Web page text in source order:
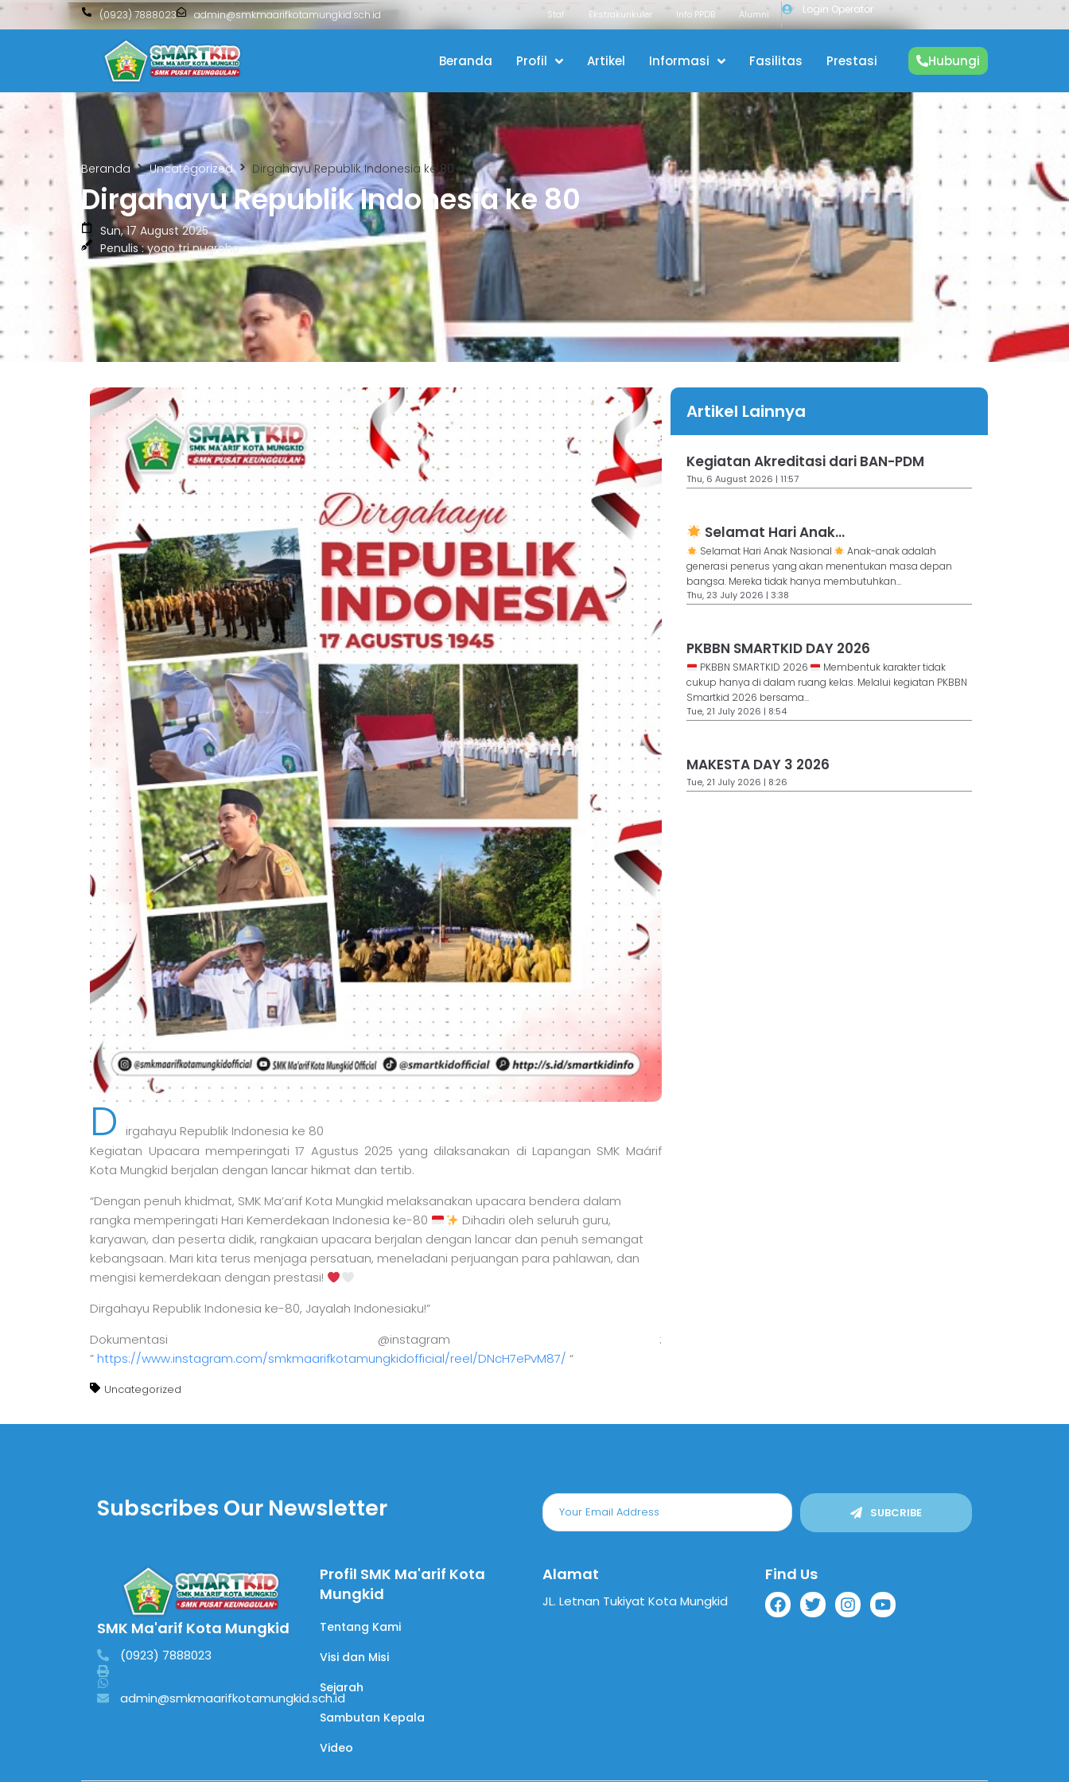
(0923) 7888023 admin@smkmaarifkotamungkid.sch.id Staf Ekstrakurikuler Info PPDB Alumni Login Operator
Beranda Profil Artikel Informasi Fasilitas Prestasi Hubungi
Beranda Uncategorized Dirgahayu Republik Indonesia ke 80
Dirgahayu Republik Indonesia ke 80
Sun, 17 August 2025
Penulis : yogo tri nugroho
D
irgahayu Republik Indonesia ke 80
Kegiatan Upacara memperingati 17 Agustus 2025 yang dilaksanakan di Lapangan SMK Maárif
Kota Mungkid berjalan dengan lancar hikmat dan tertib.
“Dengan penuh khidmat, SMK Ma’arif Kota Mungkid melaksanakan upacara bendera dalam
rangka memperingati Hari Kemerdekaan Indonesia ke-80
Dihadiri oleh seluruh guru,
karyawan, dan peserta didik, rangkaian upacara berjalan dengan lancar dan penuh semangat
kebangsaan. Mari kita terus menjaga persatuan, meneladani perjuangan para pahlawan, dan
mengisi kemerdekaan dengan prestasi!
Dirgahayu Republik Indonesia ke-80, Jayalah Indonesiaku!”
Dokumentasi @instagram :
”https://www.instagram.com/smkmaarifkotamungkidofficial/reel/DNcH7ePvM87/ “
Uncategorized
Artikel Lainnya
Kegiatan Akreditasi dari BAN-PDM
Thu, 6 August 2026 | 11:57
Selamat Hari Anak...
Selamat Hari Anak Nasional
Anak-anak adalah
generasi penerus yang akan menentukan masa depan
bangsa. Mereka tidak hanya membutuhkan...
Thu, 23 July 2026 | 3:38
PKBBN SMARTKID DAY 2026
PKBBN SMARTKID 2026
Membentuk karakter tidak
cukup hanya di dalam ruang kelas. Melalui kegiatan PKBBN
Smartkid 2026 bersama...
Tue, 21 July 2026 | 8:54
MAKESTA DAY 3 2026
Tue, 21 July 2026 | 8:26
Subscribes Our Newsletter SUBCRIBE
SMK Ma'arif Kota Mungkid
(0923) 7888023
admin@smkmaarifkotamungkid.sch.id
Profil SMK Ma'arif Kota
Mungkid
Tentang Kami
Visi dan Misi
Sejarah
Sambutan Kepala
Video
Alamat
JL. Letnan Tukiyat Kota Mungkid
Find Us